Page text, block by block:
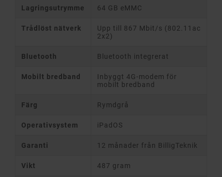
Lagringsutrymme 64 GB eMMC
Trådlöst nätverk
Upp till 867 Mbit/s (802.11ac
2x2)
Bluetooth Bluetooth integrerat
Mobilt bredband
Inbyggt 4G-modem för
mobilt bredband
Färg Rymdgrå
Operativsystem iPadOS
Garanti 12 månader från BilligTeknik
Vikt 487 gram